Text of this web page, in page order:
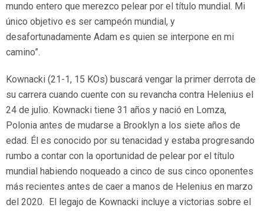
mundo entero que merezco pelear por el título mundial. Mi
único objetivo es ser campeón mundial, y
desafortunadamente Adam es quien se interpone en mi
camino”.
Kownacki (21-1, 15 KOs) buscará vengar la primer derrota de
su carrera cuando cuente con su revancha contra Helenius el
24 de julio. Kownacki tiene 31 años y nació en Lomza,
Polonia antes de mudarse a Brooklyn a los siete años de
edad. Él es conocido por su tenacidad y estaba progresando
rumbo a contar con la oportunidad de pelear por el título
mundial habiendo noqueado a cinco de sus cinco oponentes
más recientes antes de caer a manos de Helenius en marzo
del 2020. El legajo de Kownacki incluye a victorias sobre el